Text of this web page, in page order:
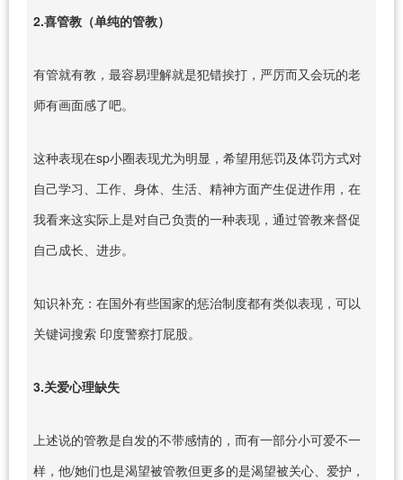
2.喜管教（单纯的管教）
有管就有教，最容易理解就是犯错挨打，严厉而又会玩的老
师有画面感了吧。
这种表现在sp小圈表现尤为明显，希望用惩罚及体罚方式对
自己学习、工作、身体、生活、精神方面产生促进作用，在
我看来这实际上是对自己负责的一种表现，通过管教来督促
自己成长、进步。
知识补充：在国外有些国家的惩治制度都有类似表现，可以
关键词搜索 印度警察打屁股。
3.关爱心理缺失
上述说的管教是自发的不带感情的，而有一部分小可爱不一
样，他/她们也是渴望被管教但更多的是渴望被关心、爱护，